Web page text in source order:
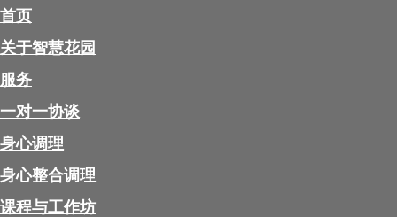
首页
关于智慧花园
服务
一对一协谈
身心调理
身心整合调理
课程与工作坊